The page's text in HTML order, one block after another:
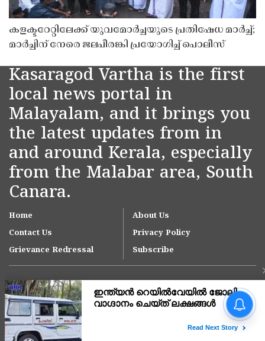
കളക്ടറേറ്റിലേക്ക് യുവമോർച്ചയുടെ പ്രതിഷേധ മാർച്ച്;
മാർച്ചിന് നേരെ ജലപീരങ്കി പ്രയോഗിച്ച് പൊലീസ്
Kasaragod Vartha is the first
local news portal in
Malayalam, and it brings you
the latest updates from in
and around Kerala, especially
from the Malabar area, South
Canara.
Home
About Us
Contact Us
Privacy Policy
Grievance Redressal
Subscribe
'ഫ്രണ്ട്' ട്രംപിന്റെ ചതി,
കബളിപ്പിക്കപ്പെടുന്നത്
ചുമത്താൻ അമേരിക്കൻ